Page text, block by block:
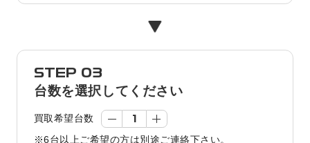
STEP 03
台数を選択してください
買取希望台数
※6台以上ご希望の方は別途ご連絡下さい。